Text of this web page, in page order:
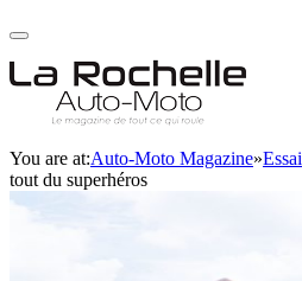
You are at:Auto-Moto Magazine»Essai
tout du superhéros